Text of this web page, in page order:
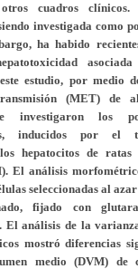
cuadros clínicos.
investigada como
ha habido
estudio, por medio
(MET) de
investigaron los
inducidos por el
hepatocitos de ratas
El análisis
seleccionadas al
fijado con
El análisis de la
mostró diferencias
medio (DVM) de